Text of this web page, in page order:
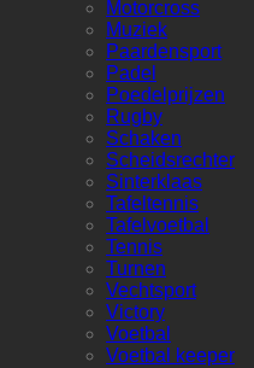
Motorcross
Muziek
Paardensport
Padel
Poedelprijzen
Rugby
Schaken
Scheidsrechter
Sinterklaas
Tafeltennis
Tafelvoetbal
Tennis
Turnen
Vechtsport
Victory
Voetbal
Voetbal keeper